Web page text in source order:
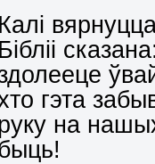
Калі
Бібліі
гэта
на